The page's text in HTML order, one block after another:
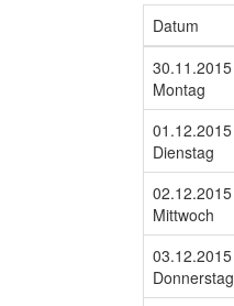
Datum
30.11.2015
Montag
01.12.2015
Dienstag
02.12.2015
Mittwoch
03.12.2015
Donnerstag